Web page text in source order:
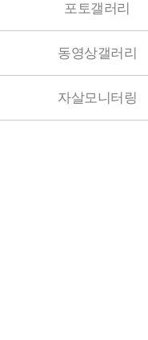
포토갤러리
동영상갤러리
자살모니터링